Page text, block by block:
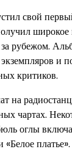
свой
широкое
рубежом.
и
критиков.
на
чартах.
оглы
платье».